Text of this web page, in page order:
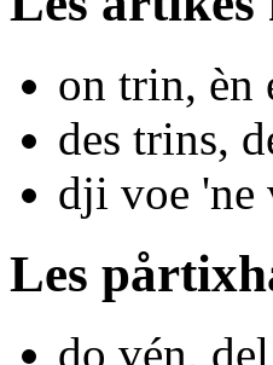
on trin, èn
des trins,
dji voe 'ne
Les
do vén, del